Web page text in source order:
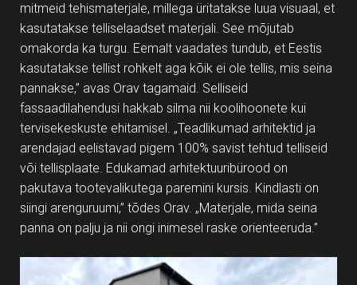
mitmeid tehismaterjale, millega üritatakse luua visuaal, et
kasutatakse telliselaadset materjali. See mõjutab
omakorda ka turgu. Eemalt vaadates tundub, et Eestis
kasutatakse tellist rohkelt aga kõik ei ole tellis, mis seina
pannakse,” avas Orav tagamaid. Selliseid
fassaadilahendusi hakkab silma nii koolihoonete kui
tervisekeskuste ehitamisel. „Teadlikumad arhitektid ja
arendajad eelistavad pigem 100% savist tehtud telliseid
või tellisplaate. Edukamad arhitektuuribürood on
pakutava tootevalikutega paremini kursis. Kindlasti on
siingi arenguruumi,” tõdes Orav. „Materjale, mida seina
panna on palju ja nii ongi inimesel raske orienteeruda.”